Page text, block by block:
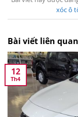
xóc ô
Bài viết liên quan
12
Th4